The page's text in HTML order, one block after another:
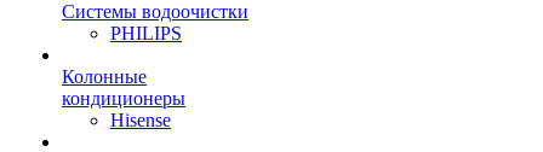
Системы водоочистки
PHILIPS
Колонные
кондиционеры
Hisense